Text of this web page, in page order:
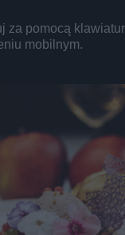
za pomocą
mobilnym.